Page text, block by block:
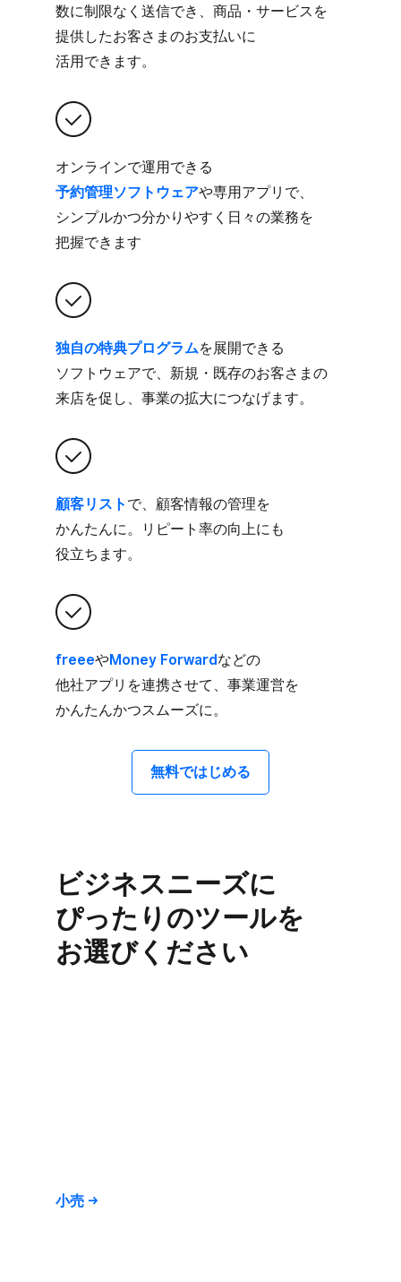
数に​制限なく​送信でき、​商品・サービスを​
提供した​お客さまの​お支払いに​
活用できます。
オンラインで​運用できる
予約管理ソフトウェアや​専用アプリで、​
シンプルかつ​分かりやすく​日々の​業務を​
把握できます
独自の​特典プログラムを​展開できる​
ソフトウェアで、​新規・既存の​お客さまの​
来店を​促し、​事業の​拡大に​つなげます。
顧客リスト で、​顧客情報の​管理を​
かんたんに。​リピート率の​向上にも​
役立ちます。
freeeや​Money Forwardなどの​
他社アプリを​連携させて、​事業運営を​
かんたんかつスムーズに。
無料で​はじめる
ビジネスニーズに​
ぴったりの​ツールを​
お選びください
小売